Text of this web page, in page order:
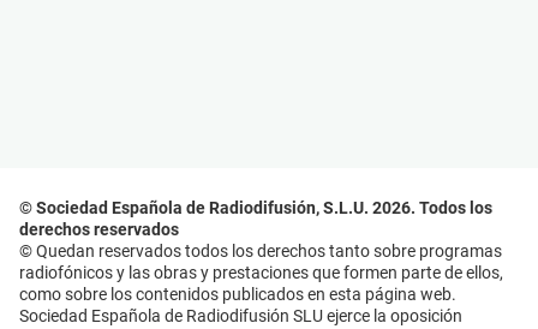
© Sociedad Española de Radiodifusión, S.L.U. 2026. Todos los
derechos reservados
© Quedan reservados todos los derechos tanto sobre programas
radiofónicos y las obras y prestaciones que formen parte de ellos,
como sobre los contenidos publicados en esta página web.
Sociedad Española de Radiodifusión SLU ejerce la oposición